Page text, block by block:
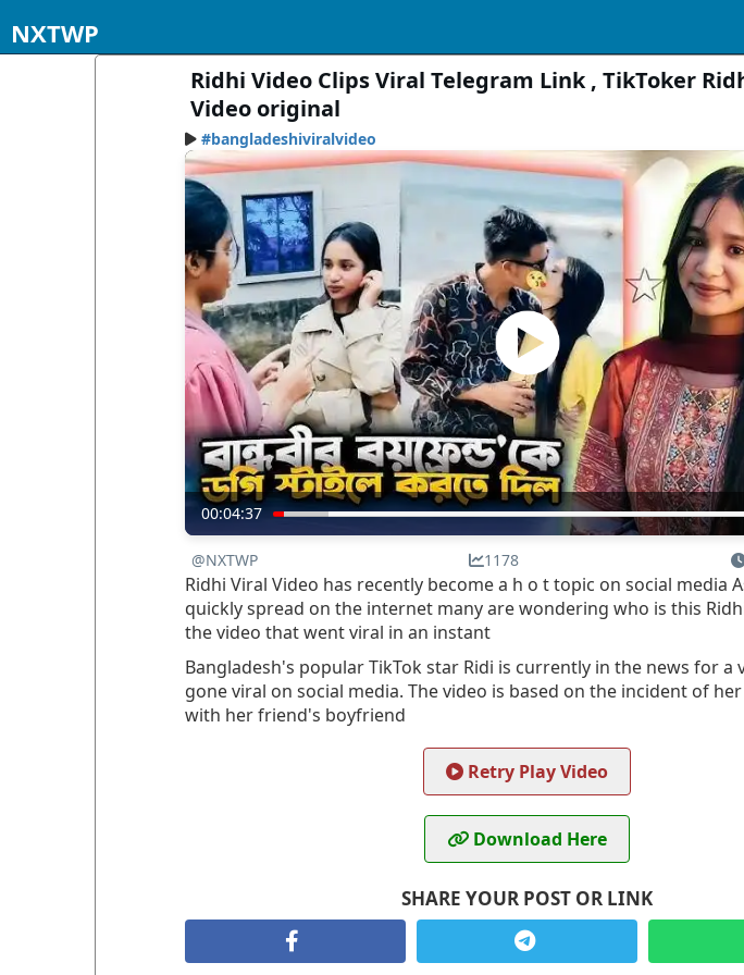
NXTWP
Ridhi Video Clips Viral Telegram Link , TikToker
Video original
#bangladeshiviralvideo
00:04:37
@NXTWP 1178
Ridhi Viral Video has recently become a h o t topic on social media
quickly spread on the internet many are wondering who is this
the video that went viral in an instant
Bangladesh's popular TikTok star Ridi is currently in the news for a
gone viral on social media. The video is based on the incident of
with her friend's boyfriend
Retry Play Video
Download Here
SHARE YOUR POST OR LINK